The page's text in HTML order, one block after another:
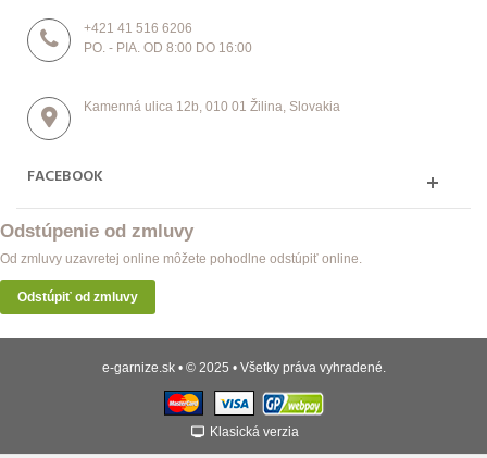
+421 41 516 6206
PO. - PIA. OD 8:00 DO 16:00
Kamenná ulica 12b, 010 01 Žilina, Slovakia
FACEBOOK
Odstúpenie od zmluvy
Od zmluvy uzavretej online môžete pohodlne odstúpiť online.
Odstúpiť od zmluvy
e-garnize.sk • © 2025 • Všetky práva vyhradené.
Klasická verzia